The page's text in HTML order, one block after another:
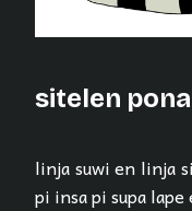
sitelen pona
linja suwi en linja
pi insa pi supa